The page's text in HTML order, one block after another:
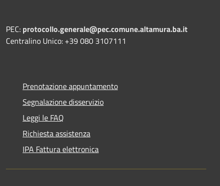
PEC: protocollo.generale@pec.comune.altamura.ba.it
Centralino Unico: +39 080 3107111
Prenotazione appuntamento
Segnalazione disservizio
Leggi le FAQ
Richiesta assistenza
IPA Fattura elettronica